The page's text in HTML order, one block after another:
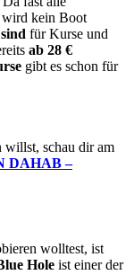
wird kein Boot
für Kurse und
ab 28 €
gibt es schon für
willst, schau dir am
DAHAB –
wolltest, ist
Hole ist einer der